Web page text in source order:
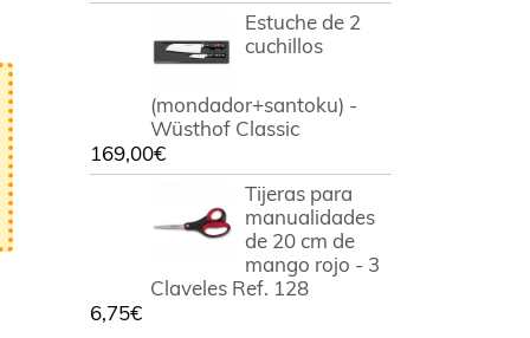
Estuche de 2
cuchillos
(mondador+santoku) -
Wüsthof Classic
169,00€
Tijeras para
manualidades
de 20 cm de
mango rojo - 3
Claveles Ref. 128
6,75€